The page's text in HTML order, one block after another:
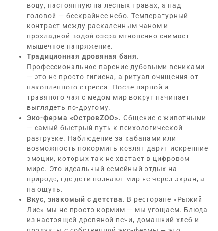
воду, настоянную на лесных травах, а над
головой — бескрайнее небо. Температурный
контраст между раскаленным чаном и
прохладной водой озера мгновенно снимает
мышечное напряжение.
Традиционная дровяная баня.
Профессиональное парение дубовыми вениками
— это не просто гигиена, а ритуал очищения от
накопленного стресса. После парной и
травяного чая с медом мир вокруг начинает
выглядеть по-другому.
Эко-ферма «ОстровZOO». Общение с животными
— самый быстрый путь к психологической
разгрузке. Наблюдение за кабанами или
возможность покормить козлят дарит искренние
эмоции, которых так не хватает в цифровом
мире. Это идеальный семейный отдых на
природе, где дети познают мир не через экран, а
на ощупь.
Вкус, знакомый с детства. В ресторане «Рыжий
Лис» мы не просто кормим — мы угощаем. Блюда
из настоящей дровяной печи, домашний хлеб и